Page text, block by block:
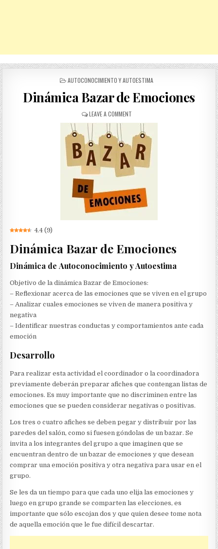
POSTED
AUTOCONOCIMIENTO Y AUTOESTIMA
Dinámica Bazar de Emociones
LEAVE A COMMENTON
DINÁMICA
BAZAR
DE
EMOCIONES
4.4 (9)
Dinámica Bazar de Emociones
Dinámica de Autoconocimiento y Autoestima
Objetivo de la dinámica Bazar de Emociones:
– Reflexionar acerca de las emociones que se viven en el grupo
– Analizar cuales emociones se viven de manera positiva y
negativa
– Identificar nuestras conductas y comportamientos ante cada
emoción
Desarrollo
Para realizar esta actividad el coordinador o la coordinadora
previamente deberán preparar afiches que contengan listas de
emociones. Es muy importante que no discriminen entre las
emociones que se pueden considerar negativas o positivas.
Los tres o cuatro afiches se deben pegar y distribuir por las
paredes del salón, como si fuesen góndolas de un bazar. Se
invita a los integrantes del grupo a que imaginen que se
encuentran dentro de un bazar de emociones y que desean
comprar una emoción positiva y otra negativa para usar en el
grupo.
Se les da un tiempo para que cada uno elija las emociones y
luego en grupo grande se comparten las elecciones, es
importante que sólo escojan dos y que quien desee tome nota
de aquella emoción que le fue difícil descartar.